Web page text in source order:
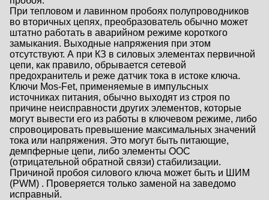
При тепловом и лавинном пробоях полупроводников
во вторичных цепях, преобразователь обычно может
штатно работать в аварийном режиме короткого
замыкания. Выходные напряжения при этом
отсутствуют. А при КЗ в силовых элементах первичной
цепи, как правило, обрывается сетевой
предохранитель и реже датчик тока в истоке ключа.
Ключи Mos-Fet, применяемые в импульсных
источниках питания, обычно выходят из строя по
причине неисправности других элементов, которые
могут вывести его из работы в ключевом режиме, либо
спровоцировать превышение максимальных значений
тока или напряжения. Это могут быть питающие,
демпферные цепи, либо элементы ООС
(отрицательной обратной связи) стабилизации.
Причиной пробоя силового ключа может быть и ШИМ
(PWM) . Проверяется только заменой на заведомо
исправный.